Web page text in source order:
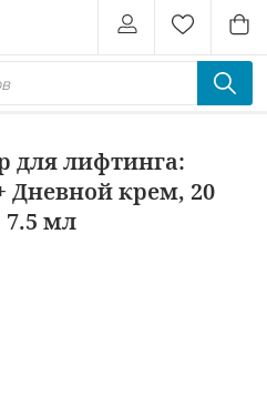
для лифтинга:
Дневной крем, 20
7.5 мл